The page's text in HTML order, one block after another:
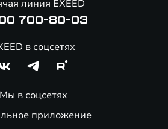
приложение
линия EXEED
700-80-03
в соцсетях
Мы в соцсетях